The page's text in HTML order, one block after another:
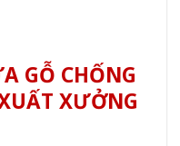
GỖ CHỐNG
XƯỞNG